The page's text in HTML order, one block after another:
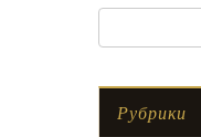
Рубрики